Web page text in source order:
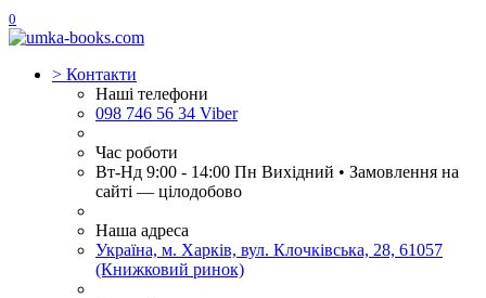
0
> Контакти
Наші телефони
098 746 56 34 Viber
Час роботи
Вт-Нд 9:00 - 14:00 Пн Вихідний • Замовлення на
сайті — цілодобово
Наша адреса
Україна, м. Харків, вул. Клочківська, 28, 61057
(Книжковий ринок)